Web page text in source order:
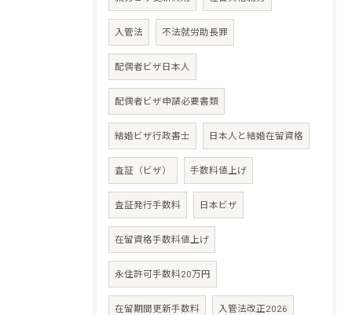
入管法 不法就労助長罪
配偶者ビザ日本人
配偶者ビザ申請必要書類
結婚ビザ行政書士 日本人と結婚在留資格
査証（ビザ） 手数料値上げ
査証発行手数料 日本ビザ
在留資格手数料値上げ
永住許可手数料20万円
在留期間更新手数料 入管法改正2026